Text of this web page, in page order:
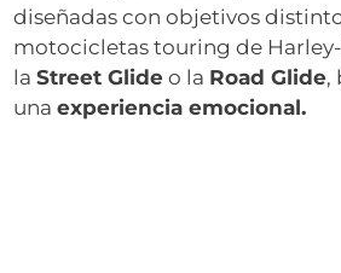
diseñadas con objetivos
motocicletas touring de
laStreet Glide o la Road Glide,
unaexperiencia emocional.